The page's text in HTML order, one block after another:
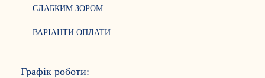
Графік роботи:
СЛАБКИМ ЗОРОМ
ВАРІАНТИ ОПЛАТИ